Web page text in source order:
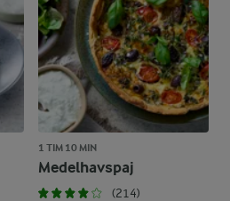
1 TIM 10 MIN
Medelhavspaj
(214)